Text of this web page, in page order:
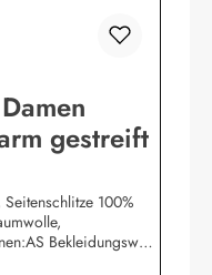
gestreift
100%
Bekleidungswerk